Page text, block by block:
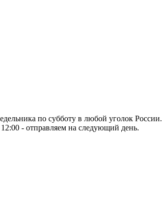
по субботу в любой уголок России.
- отправляем на следующий день.